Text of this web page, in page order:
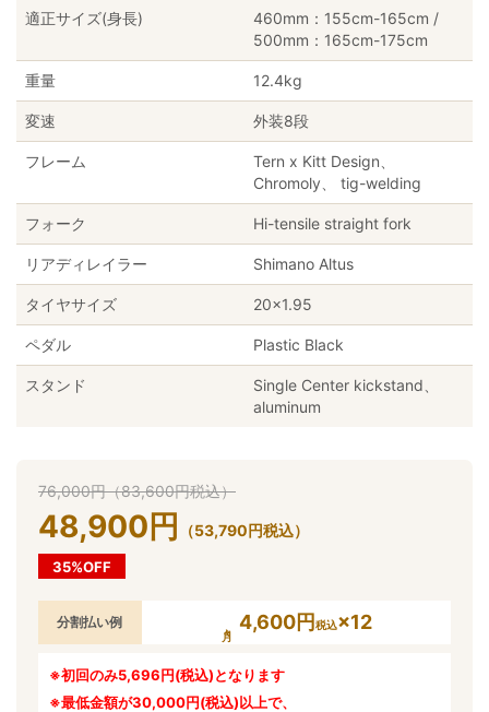
適正サイズ(身長)
460mm：155cm-165cm /
500mm：165cm-175cm
重量 12.4kg
変速 外装8段
フレーム
Tern x Kitt Design、
Chromoly、 tig-welding
フォーク Hi-tensile straight fork
リアディレイラー Shimano Altus
タイヤサイズ 20×1.95
ペダル Plastic Black
スタンド
Single Center kickstand、
aluminum
76,000円（83,600円税込）
48,900円 （53,790円税込）
35%OFF
分割払い例 4,600円 税込×12
※初回のみ5,696円(税込)となります
※最低金額が30,000円(税込)以上で、